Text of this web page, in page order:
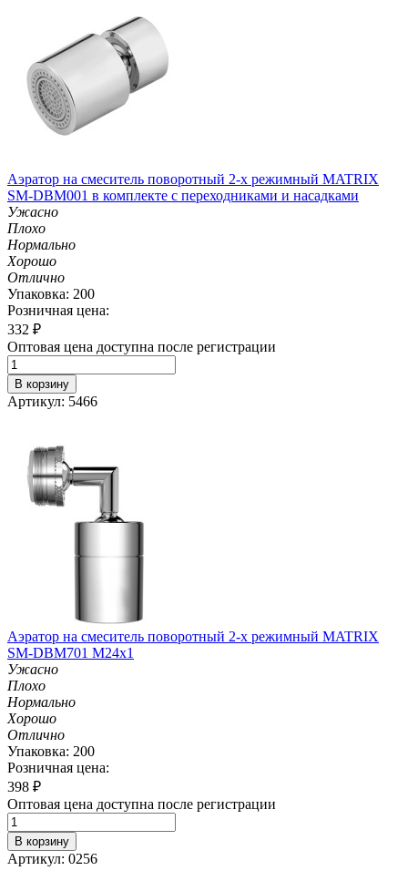
Аэратор на смеситель поворотный 2-х режимный MATRIX
SM-DBM001 в комплекте с переходниками и насадками
Ужасно
Плохо
Нормально
Хорошо
Отлично
Упаковка: 200
Розничная цена:
332 ₽
Оптовая цена доступна после регистрации
В корзину
Артикул: 5466
Аэратор на смеситель поворотный 2-х режимный MATRIX
SM-DBM701 M24х1
Ужасно
Плохо
Нормально
Хорошо
Отлично
Упаковка: 200
Розничная цена:
398 ₽
Оптовая цена доступна после регистрации
В корзину
Артикул: 0256